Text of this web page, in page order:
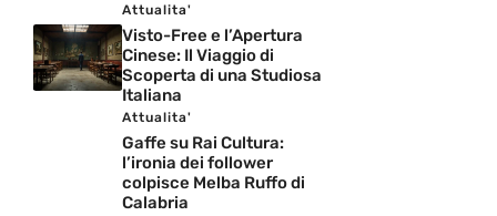
Attualita'
Visto-Free e l’Apertura
Cinese: Il Viaggio di
Scoperta di una Studiosa
Italiana
Attualita'
Gaffe su Rai Cultura:
l’ironia dei follower
colpisce Melba Ruffo di
Calabria